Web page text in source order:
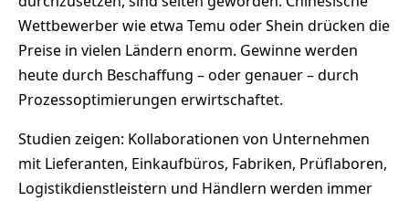
Wettbewerber wie etwa Temu oder Shein drücken die
Preise in vielen Ländern enorm. Gewinne werden
heute durch Beschaffung – oder genauer – durch
Prozessoptimierungen erwirtschaftet.
Studien zeigen: Kollaborationen von Unternehmen
mit Lieferanten, Einkaufbüros, Fabriken, Prüflaboren,
Logistikdienstleistern und Händlern werden immer